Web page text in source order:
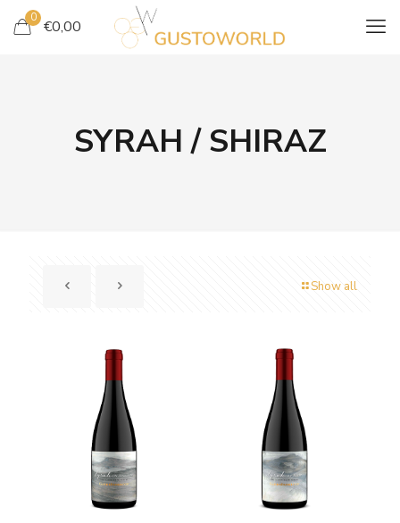
0 €0,00
SYRAH / SHIRAZ
Show all